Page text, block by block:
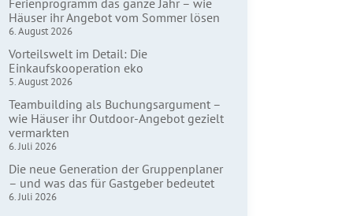
Häuser ihr Angebot vom Sommer lösen
6. August 2026
Vorteilswelt im Detail: Die
Einkaufskooperation eko
5. August 2026
Teambuilding als Buchungsargument –
wie Häuser ihr Outdoor-Angebot gezielt
vermarkten
6. Juli 2026
Die neue Generation der Gruppenplaner
– und was das für Gastgeber bedeutet
6. Juli 2026